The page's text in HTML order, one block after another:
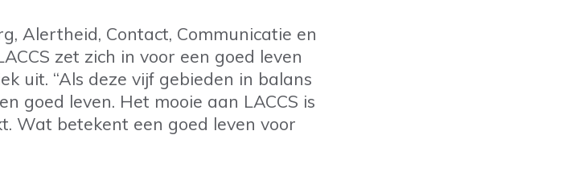
Alertheid, Contact, Communicatie en
zet zich in voor een goed leven
uit. “Als deze vijf gebieden in balans
goed leven. Het mooie aan LACCS is
Wat betekent een goed leven voor